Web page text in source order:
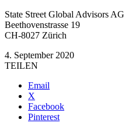
State Street Global Advisors AG
Beethovenstrasse 19
CH-8027 Zürich
4. September 2020
TEILEN
Email
X
Facebook
Pinterest